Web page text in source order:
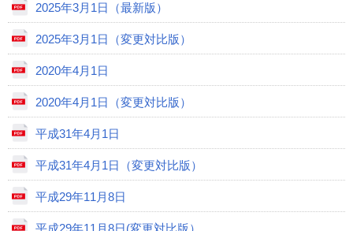
2025年3月1日（最新版）
2025年3月1日（変更対比版）
2020年4月1日
2020年4月1日（変更対比版）
平成31年4月1日
平成31年4月1日（変更対比版）
平成29年11月8日
平成29年11月8日(変更対比版）